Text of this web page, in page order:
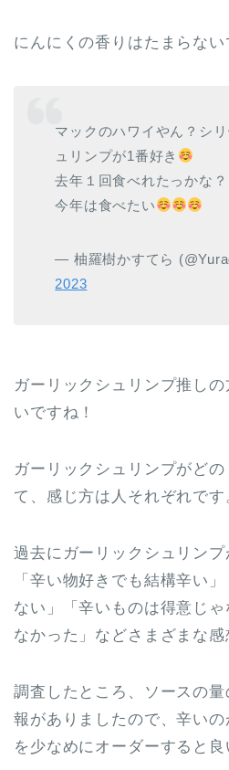
にんにくの香りはたまらない
マックのハワイやん？シ
ュリンプが1番好き
去年１回食べれたっかな？
今年は食べたい
— 柚羅樹かすてら
2023
ガーリックシュリンプ推し
いですね！
ガーリックシュリンプがど
て、感じ方は人それぞれです
過去にガーリックシュリンプ
「辛い物好きでも結構辛い
ない」「辛いものは得意じ
なかった」などさまざまな感
調査したところ、ソースの
報がありましたので、辛い
を少なめにオーダーすると良